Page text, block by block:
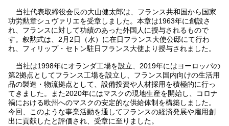
当社代表取締役会長の大山健太郎は、フランス共和国から国家
功労勲章シュヴァリエを受章しました。本章は1963年に創設さ
れ、フランスに対して功績のあった外国人に授与されるもので
す。叙勲式は、2月2日（水）に在日フランス大使公邸にて行わ
れ、フィリップ・セトン駐日フランス大使より授与されました。
当社は1998年にオランダ工場を設立、2019年にはヨーロッパの
第2拠点としてフランス工場を設立し、フランス国内向けの生活用
品の製造・物流拠点として、設備投資や人材採用を積極的に行っ
てきました。また2020年にはマスクの現地生産を開始し、コロナ
禍における欧州へのマスクの安定的な供給体制を構築しました。
今回、このような事業活動を通してフランスの経済発展や雇用創
出に貢献したと評価され、受章に至りました。